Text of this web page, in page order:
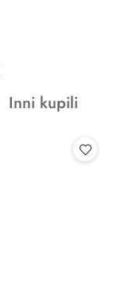
Produkty
Inni kupili